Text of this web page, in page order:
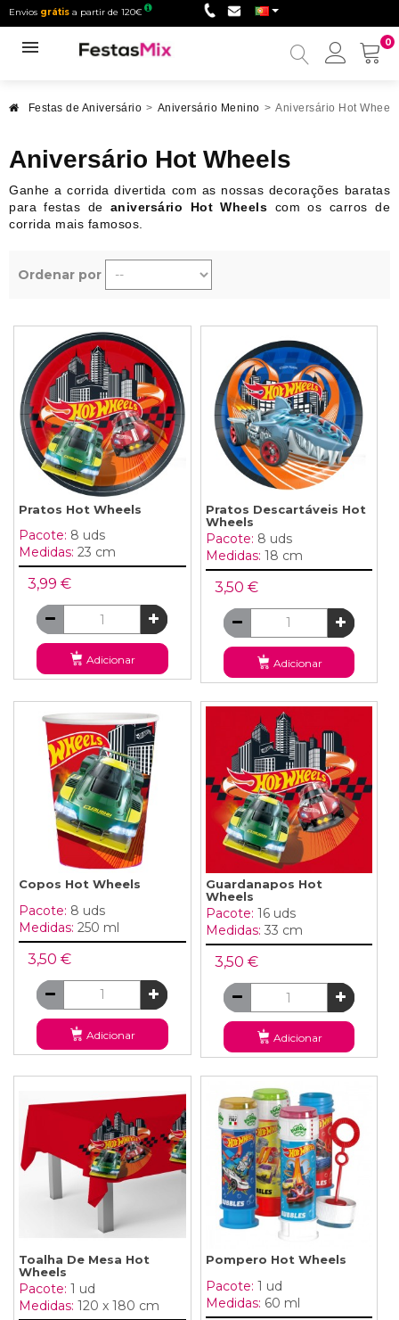
Envios grátis a partir de 120€
0
Minha
Festas de Aniversário > Aniversário Menino > Aniversário Hot Wheels
Aniversário Hot Wheels
Ganhe a corrida divertida com as nossas decorações baratas
para festas de aniversário Hot Wheels com os carros de
corrida mais famosos.
Ordenar por
Pratos Hot Wheels
Pacote: 8 uds
Medidas: 23 cm
3,99 €
Adicionar
Pratos Descartáveis Hot
Wheels
Pacote: 8 uds
Medidas: 18 cm
3,50 €
Adicionar
Copos Hot Wheels
Pacote: 8 uds
Medidas: 250 ml
3,50 €
Adicionar
Guardanapos Hot
Wheels
Pacote: 16 uds
Medidas: 33 cm
3,50 €
Adicionar
Toalha De Mesa Hot
Wheels
Pacote: 1 ud
Medidas: 120 x 180 cm
Pompero Hot Wheels
Pacote: 1 ud
Medidas: 60 ml